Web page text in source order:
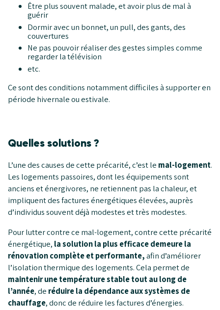
Être plus souvent malade, et avoir plus de mal à
guérir
Dormir avec un bonnet, un pull, des gants, des
couvertures
Ne pas pouvoir réaliser des gestes simples comme
regarder la télévision
etc.
Ce sont des conditions notamment difficiles à supporter en
période hivernale ou estivale.
Quelles solutions ?
L’une des causes de cette précarité, c’est le mal-logement.
Les logements passoires, dont les équipements sont
anciens et énergivores, ne retiennent pas la chaleur, et
impliquent des factures énergétiques élevées, auprès
d’individus souvent déjà modestes et très modestes.
Pour lutter contre ce mal-logement, contre cette précarité
énergétique, la solution la plus efficace demeure la
rénovation complète et performante,afin d’améliorer
l’isolation thermique des logements. Cela permet de
maintenir une température stable tout au long de
l’année, de réduire la dépendance aux systèmes de
chauffage, donc de réduire les factures d’énergies.